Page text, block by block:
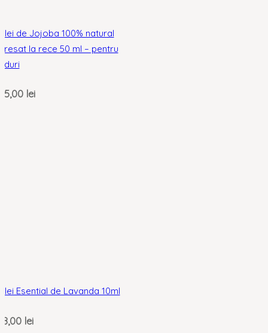
de Jojoba 100% natural
la rece 50 ml – pentru
lei
Esential de Lavanda 10ml
lei